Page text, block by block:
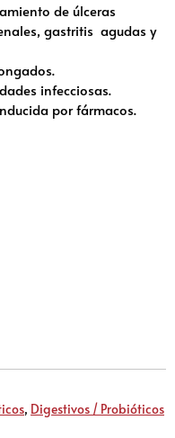
de úlceras
gastritis agudas y
infecciosas.
por fármacos.
, Digestivos / Probióticos